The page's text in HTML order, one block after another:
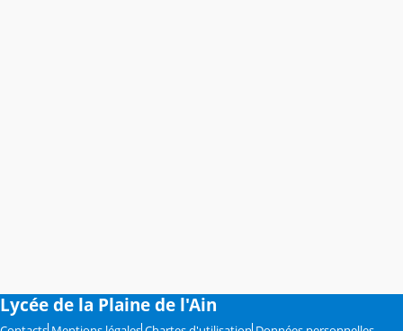
Lycée de la Plaine de l'Ain